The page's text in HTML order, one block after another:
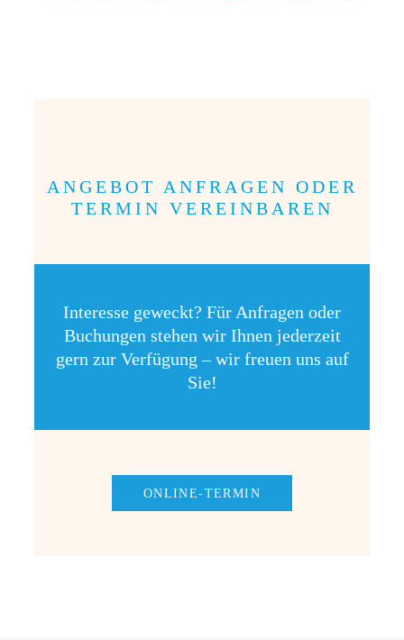
ANGEBOT ANFRAGEN ODER
TERMIN VEREINBAREN
Interesse geweckt? Für Anfragen oder
Buchungen stehen wir Ihnen jederzeit
gern zur Verfügung – wir freuen uns auf
Sie!
ONLINE-TERMIN